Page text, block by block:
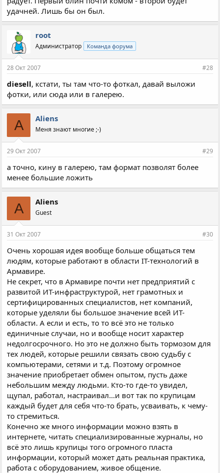
удачней. Лишь бы он был.
root
Администратор Команда форума
28 Окт 2007 #28
diesell, кстати, ты там что-то фоткал, давай выложи
фотки, или сюда или в галерею.
A Aliens
Меня знают многие ;-)
29 Окт 2007 #29
а точно, кину в галерею, там формат позволят более
менее большие ложить
A Aliens
Guest
31 Окт 2007 #30
Очень хорошая идея вообще больше общаться тем
людям, которые работают в области IT-технологий в
Армавире.
Не секрет, что в Армавире почти нет предприятий с
развитой ИТ-инфраструктурой, нет грамотных и
сертифицированных специалистов, нет компаний,
которые уделяли бы большое значение всей ИТ-
области. А если и есть, то то всё это не только
единичные случаи, но и вообще носит характер
недолгосрочного. Но это не должно быть тормозом для
тех людей, которые решили связать свою судьбу с
компьютерами, сетями и т.д. Поэтому огромное
значение приобретает обмен опытом, пусть даже
небольшим между людьми. Кто-то где-то увидел,
щупал, работал, настраивал...и вот так по крупицам
каждый будет для себя что-то брать, усваивать, к чему-
то стремиться.
Конечно же много информации можно взять в
интернете, читать специализированные журналы, но
всё это лишь крупицы того огромного пласта
информации, который может дать реальная практика,
работа с оборудованием, живое общение.